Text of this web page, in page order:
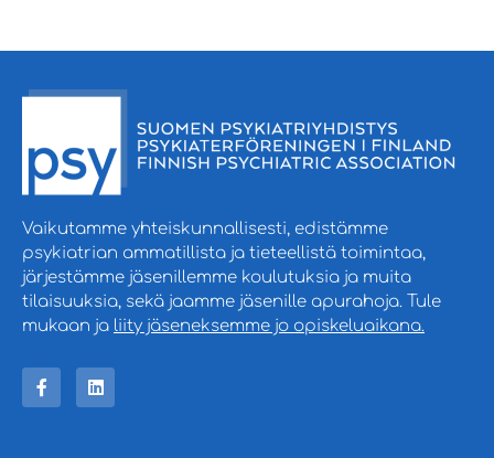
Vaikutamme yhteiskunnallisesti, edistämme
psykiatrian ammatillista ja tieteellistä toimintaa,
järjestämme jäsenillemme koulutuksia ja muita
tilaisuuksia, sekä jaamme jäsenille apurahoja. Tule
mukaan ja liity jäseneksemme jo opiskeluaikana.